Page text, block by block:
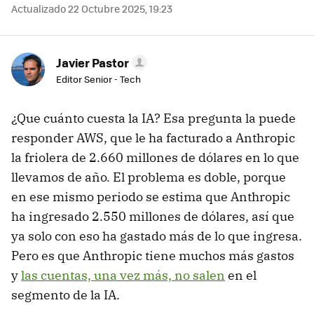
Actualizado 22 Octubre 2025, 19:23
Javier Pastor
Editor Senior - Tech
¿Que cuánto cuesta la IA? Esa pregunta la puede
responder AWS, que le ha facturado a Anthropic
la friolera de 2.660 millones de dólares en lo que
llevamos de año. El problema es doble, porque
en ese mismo periodo se estima que Anthropic
ha ingresado 2.550 millones de dólares, así que
ya solo con eso ha gastado más de lo que ingresa.
Pero es que Anthropic tiene muchos más gastos
ylas cuentas, una vez más, no salen en el
segmento de la IA.